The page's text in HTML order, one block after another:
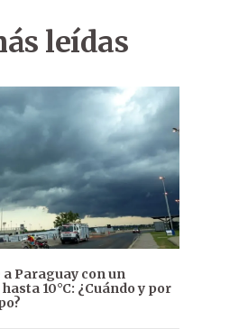
leídas
a Paraguay con un
10°C: ¿Cuándo y por